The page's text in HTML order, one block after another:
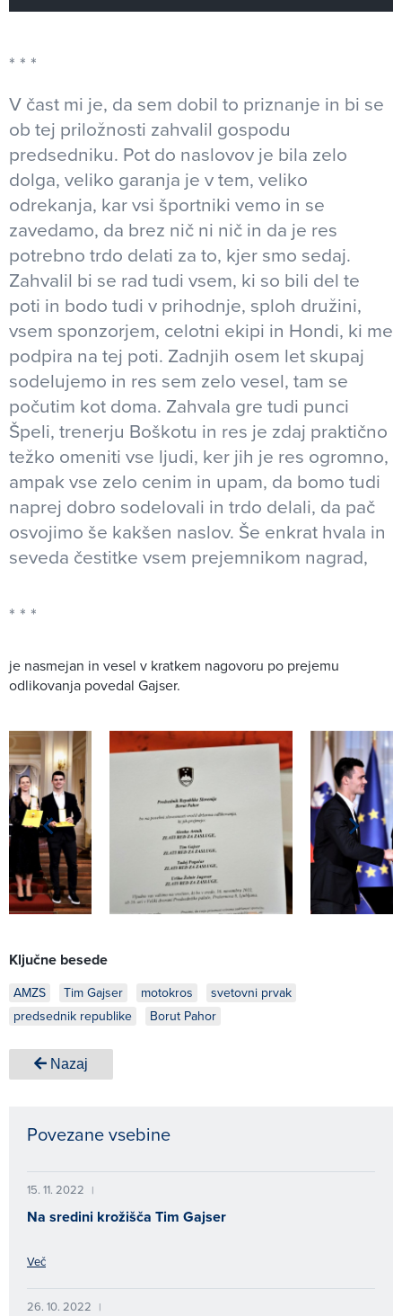
V čast mi je, da sem dobil to priznanje in bi se
ob tej priložnosti zahvalil gospodu
predsedniku. Pot do naslovov je bila zelo
dolga, veliko garanja je v tem, veliko
odrekanja, kar vsi športniki vemo in se
zavedamo, da brez nič ni nič in da je res
potrebno trdo delati za to, kjer smo sedaj.
Zahvalil bi se rad tudi vsem, ki so bili del te
poti in bodo tudi v prihodnje, sploh družini,
vsem sponzorjem, celotni ekipi in Hondi, ki me
podpira na tej poti. Zadnjih osem let skupaj
sodelujemo in res sem zelo vesel, tam se
počutim kot doma. Zahvala gre tudi punci
Špeli, trenerju Boškotu in res je zdaj praktično
težko omeniti vse ljudi, ker jih je res ogromno,
ampak vse zelo cenim in upam, da bomo tudi
naprej dobro sodelovali in trdo delali, da pač
osvojimo še kakšen naslov. Še enkrat hvala in
seveda čestitke vsem prejemnikom nagrad,
je nasmejan in vesel v kratkem nagovoru po prejemu
odlikovanja povedal Gajser.
Ključne besede
AMZS Tim Gajser motokros
svetovni prvak
predsednik republike
Borut Pahor
Nazaj
Povezane vsebine
15. 11. 2022 |
Na sredini krožišča Tim Gajser
Več
26. 10. 2022 |